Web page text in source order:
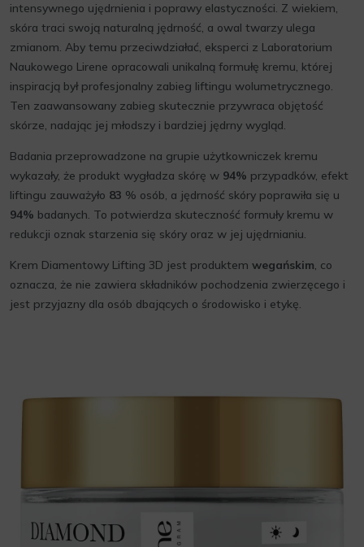
intensywnego ujędrnienia i poprawy elastyczności. Z wiekiem,
skóra traci swoją naturalną jędrność, a owal twarzy ulega
zmianom. Aby temu przeciwdziałać, eksperci z Laboratorium
Naukowego Lirene opracowali unikalną formułę kremu, której
inspiracją był profesjonalny zabieg liftingu wolumetrycznego.
Ten zaawansowany zabieg skutecznie przywraca objętość
skórze, nadając jej młodszy i bardziej jędrny wygląd.
Badania przeprowadzone na grupie użytkowniczek kremu
wykazały, że produkt wygładza skórę w 94% przypadków, efekt
liftingu zauważyło 83 % osób, a jędrność skóry poprawiła się u
94% badanych. To potwierdza skuteczność formuły kremu w
redukcji oznak starzenia się skóry oraz w jej ujędrnianiu.
Krem Diamentowy Lifting 3D jest produktem wegańskim, co
oznacza, że nie zawiera składników pochodzenia zwierzęcego i
jest przyjazny dla osób dbających o środowisko i etykę.